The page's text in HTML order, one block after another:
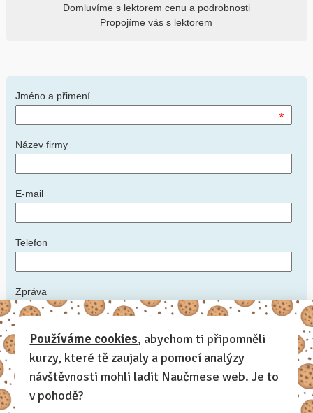
Domluvíme s lektorem cenu a podrobnosti
Propojíme vás s lektorem
Jméno a přimení
*
Název firmy
E-mail
Telefon
Zpráva
*
Napište nám podrobnosti: ideální datum konání kurzu, počet
zaměstnanců, zda máte prostory, kde kurz uspořádat, další informace,
které by měl lektor vědět
Používáme cookies, abychom ti připomněli
kurzy, které tě zaujaly a pomocí analýzy
návštěvnosti mohli ladit Naučmese web. Je to
v pohodě?